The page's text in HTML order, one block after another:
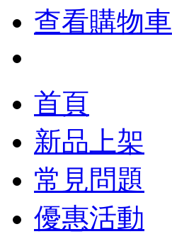
查看購物車
首頁
新品上架
常見問題
優惠活動